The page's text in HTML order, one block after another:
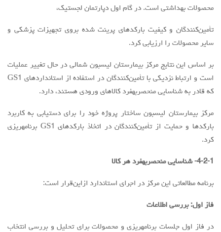
محصولات بهداشتی است. در گام اول دپارتمان لجستیک،
تأمین‌کنندگان و کیفیت بارکدهای پرینت شده بروی تجهیزات پزشکی و
سایر محصولات را ارزیابی کرد.
بر اساس این نتایج مرکز بیمارستان لیسبون شمالی در حال تغییر عملیات
است و ارتباط نزدیکی با تأمین‌کنندگان در استفاده از استانداردهای GS1
که قادر به شناسایی منحصربهفرد کالاهای ورودی هستند، دارد.
مرکز بیمارستان لیسبون ساختار پروژه خود را برای دستیابی به کاربرد
بارکدها و حمایت از تأمین‌کنندگان در اتخاذ بارکدهای GS1 برنامهریزی
کرد.
4-2-1- شناسایی منحصربهفرد هر کالا
برنامه مطالعاتی این مرکز در اجرای استاندارد ازاین‌قرار است:
فاز اول: بررسی اطلاعات
در فاز اول جلسات برنامهریزی و محصولات برای تحلیل و بررسی انتخاب